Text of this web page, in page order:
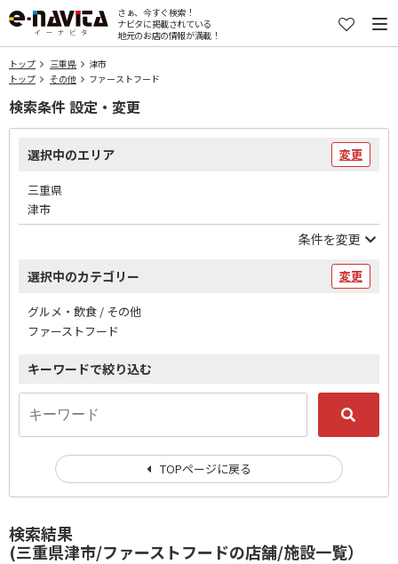
さぁ、今すぐ検索！
ナビタに掲載されている
地元のお店の情報が満載！
トップ 三重県
津市
トップ
その他 ファーストフード
検索結果
(三重県津市/ファーストフードの店舗/施設一覧）
検索条件 設定・変更
選択中のエリア 変更
三重県
津市
条件を変更
選択中のカテゴリー 変更
グルメ・飲食 / その他
ファーストフード
キーワードで絞り込む
TOPページに戻る